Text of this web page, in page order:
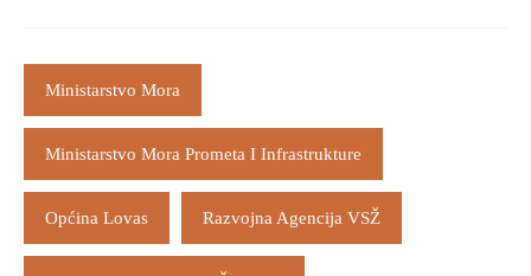
Ministarstvo Mora
Ministarstvo Mora Prometa I Infrastrukture
Općina Lovas Razvojna Agencija VSŽ